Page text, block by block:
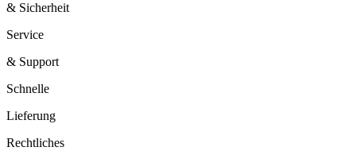
& Sicherheit
Service
& Support
Schnelle
Lieferung
Rechtliches